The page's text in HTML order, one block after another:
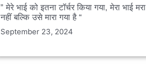
” मेरे भाई को इतना टॉर्चर किया गया, मेरा भाई मरा
नहीं बल्कि उसे मारा गया है “
September 23, 2024